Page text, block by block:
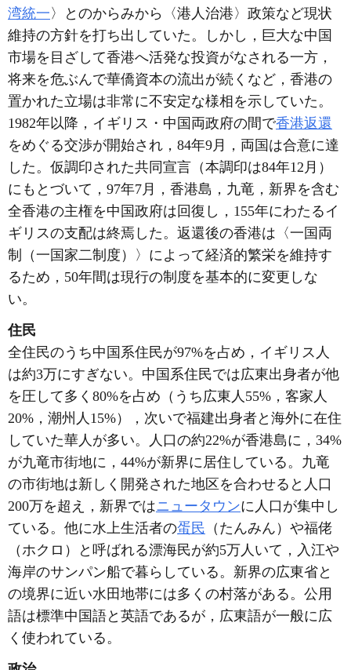
湾統一 〉とのからみから〈港人治港〉政策など現状
維持の方針を打ち出していた。しかし，巨大な中国
市場を目ざして香港へ活発な投資がなされる一方，
将来を危ぶんで華僑資本の流出が続くなど，香港の
置かれた立場は非常に不安定な様相を示していた。
1982年以降，イギリス・中国両政府の間で香港返還
をめぐる交渉が開始され，84年9月，両国は合意に達
した。仮調印された共同宣言（本調印は84年12月）
にもとづいて，97年7月，香港島，九竜，新界を含む
全香港の主権を中国政府は回復し，155年にわたるイ
ギリスの支配は終焉した。返還後の香港は〈一国両
制（一国家二制度）〉によって経済的繁栄を維持す
るため，50年間は現行の制度を基本的に変更しな
い。
住民
全住民のうち中国系住民が97%を占め，イギリス人
は約3万にすぎない。中国系住民では広東出身者が他
を圧して多く80%を占め（うち広東人55%，客家人
20%，潮州人15%），次いで福建出身者と海外に在住
していた華人が多い。人口の約22%が香港島に，34%
が九竜市街地に，44%が新界に居住している。九竜
の市街地は新しく開発された地区を合わせると人口
200万を超え，新界ではニュータウンに人口が集中し
ている。他に水上生活者の蛋民 （たんみん）や福佬
（ホクロ）と呼ばれる漂海民が約5万人いて，入江や
海岸のサンパン船で暮らしている。新界の広東省と
の境界に近い水田地帯には多くの村落がある。公用
語は標準中国語と英語であるが，広東語が一般に広
く使われている。